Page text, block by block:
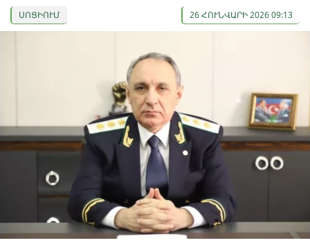
ՍՈՑԻՈՒՄ 26 ՀՈՒՆՎԱՐԻ 2026 09:13